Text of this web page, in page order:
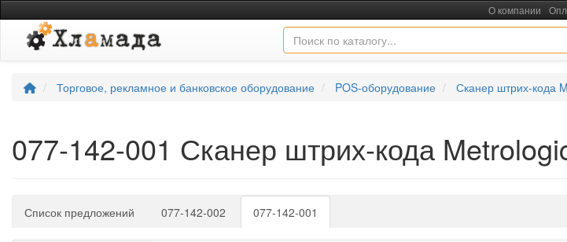
О компании
Торговое, рекламное и банковское оборудование POS-оборудование Сканер штрих-кода
077-142-001 Сканер штрих-кода
Список предложений 077-142-002 077-142-001